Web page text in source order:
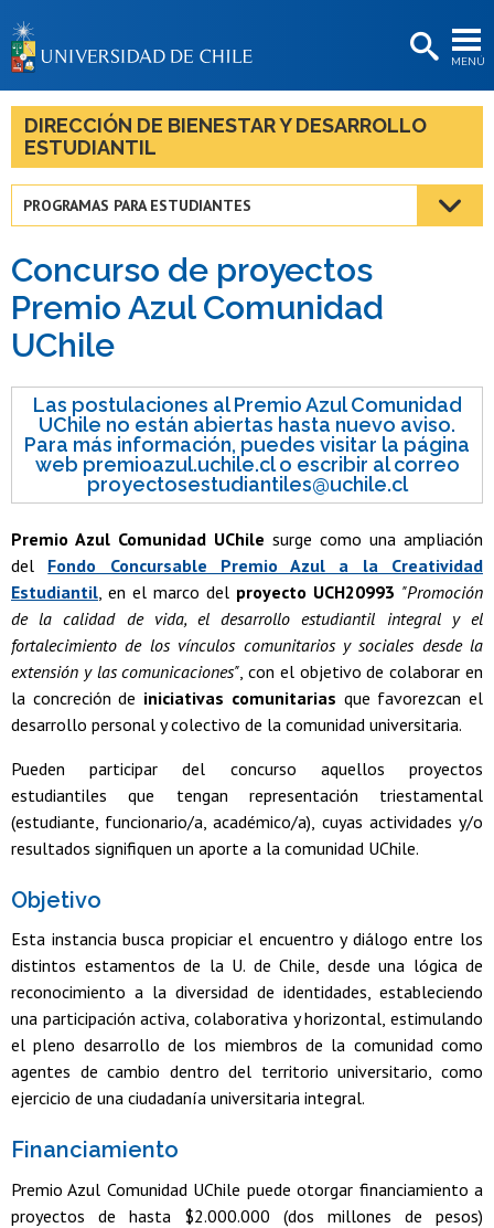
MENÚ
BIBLIOTECAS
LA UNIVERSIDAD
Estudiantes
Funcionarias/os
DIRECCIÓN DE BIENESTAR Y DESARROLLO
ESTUDIANTIL
PROGRAMAS PARA ESTUDIANTES
Concurso de proyectos
Premio Azul Comunidad
UChile
Las postulaciones al Premio Azul Comunidad
UChile no están abiertas hasta nuevo aviso.
Para más información, puedes visitar la página
web premioazul.uchile.cl o escribir al correo
proyectosestudiantiles@uchile.cl
Premio Azul Comunidad UChile surge como una ampliación
del Fondo Concursable Premio Azul a la Creatividad
Estudiantil, en el marco del proyecto UCH20993 "Promoción
de la calidad de vida, el desarrollo estudiantil integral y el
fortalecimiento de los vínculos comunitarios y sociales desde la
extensión y las comunicaciones", con el objetivo de colaborar en
la concreción de iniciativas comunitarias que favorezcan el
desarrollo personal y colectivo de la comunidad universitaria.
Pueden participar del concurso aquellos proyectos
estudiantiles que tengan representación triestamental
(estudiante, funcionario/a, académico/a), cuyas actividades y/o
resultados signifiquen un aporte a la comunidad UChile.
Objetivo
Esta instancia busca propiciar el encuentro y diálogo entre los
distintos estamentos de la U. de Chile, desde una lógica de
reconocimiento a la diversidad de identidades, estableciendo
una participación activa, colaborativa y horizontal, estimulando
el pleno desarrollo de los miembros de la comunidad como
agentes de cambio dentro del territorio universitario, como
ejercicio de una ciudadanía universitaria integral.
Financiamiento
Premio Azul Comunidad UChile puede otorgar financiamiento a
proyectos de hasta $2.000.000 (dos millones de pesos)